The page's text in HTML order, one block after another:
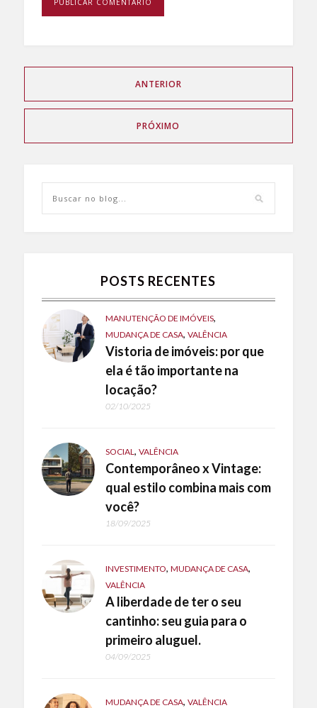
ANTERIOR
PRÓXIMO
POSTS RECENTES
MANUTENÇÃO DE IMÓVEIS,
MUDANÇA DE CASA, VALÊNCIA
Vistoria de imóveis: por que
ela é tão importante na
locação?
02/10/2025
SOCIAL, VALÊNCIA
Contemporâneo x Vintage:
qual estilo combina mais com
você?
18/09/2025
INVESTIMENTO, MUDANÇA DE CASA,
VALÊNCIA
A liberdade de ter o seu
cantinho: seu guia para o
primeiro aluguel.
04/09/2025
MUDANÇA DE CASA, VALÊNCIA